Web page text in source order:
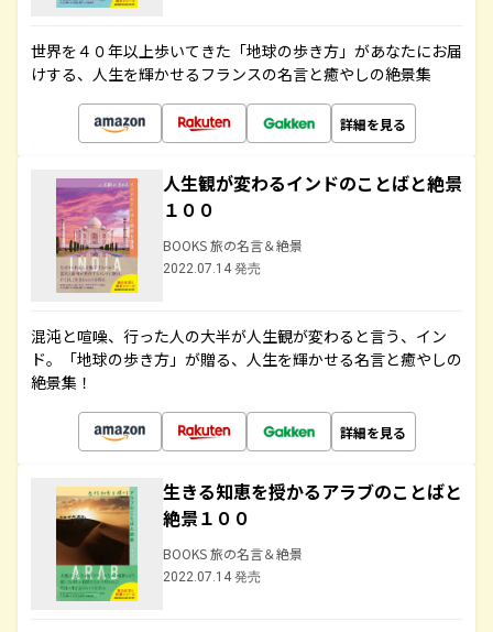
世界を４０年以上歩いてきた「地球の歩き方」があなたにお届
けする、人生を輝かせるフランスの名言と癒やしの絶景集
詳細を見る
人生観が変わるインドのことばと絶景
１００
BOOKS 旅の名言＆絶景
2022.07.14 発売
混沌と喧噪、行った人の大半が人生観が変わると言う、イン
ド。「地球の歩き方」が贈る、人生を輝かせる名言と癒やしの
絶景集！
詳細を見る
生きる知恵を授かるアラブのことばと
絶景１００
BOOKS 旅の名言＆絶景
2022.07.14 発売